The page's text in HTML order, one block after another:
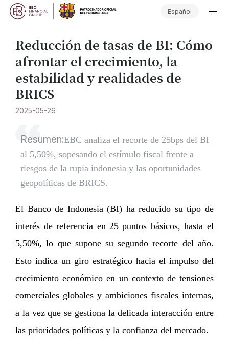
Español
Reducción de tasas de BI: Cómo
afrontar el crecimiento, la
estabilidad y realidades de
BRICS
2025-05-26
Resumen:​EBC analiza el recorte de 25bps del BI
al 5,50%, sopesando el estímulo fiscal frente a
riesgos de la rupia indonesia y las oportunidades
geopolíticas de BRICS.
El Banco de Indonesia (BI) ha reducido su tipo de
interés de referencia en 25 puntos básicos, hasta el
5,50%, lo que supone su segundo recorte del año.
Esto indica un giro estratégico hacia el impulso del
crecimiento económico en un contexto de tensiones
comerciales globales y ambiciones fiscales internas,
a la vez que se gestiona la delicada interacción entre
las prioridades políticas y la confianza del mercado.